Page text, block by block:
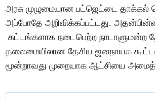
அரசு முழுமையான பட்ஜெட்டை தாக்கல்
அப்போதே அறிவிக்கப்பட்டது.
கட்டங்களாக நடைபெற்ற நாடாளுமன்ற
தலைமையிலான தேசிய ஜனநாயக
மூன்றாவது முறையாக ஆட்சியை